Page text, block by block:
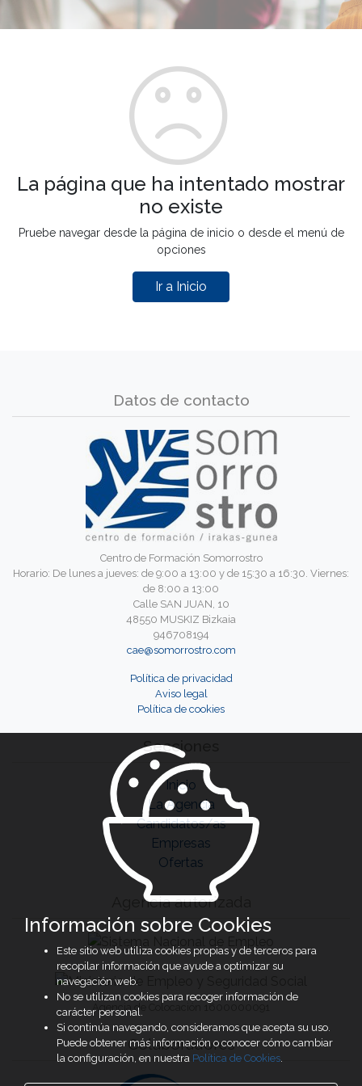
La página que ha intentado mostrar
no existe
Pruebe navegar desde la página de inicio o desde el menú de
opciones
Ir a Inicio
Datos de contacto
Centro de Formación Somorrostro
Horario: De lunes a jueves: de 9:00 a 13:00 y de 15:30 a 16:30. Viernes:
de 8:00 a 13:00
Calle SAN JUAN, 10
48550 MUSKIZ Bizkaia
946708194
cae@somorrostro.com
Política de privacidad
Aviso legal
Política de cookies
Secciones
Inicio
La Agencia
Candidatos/as
Empresas
Ofertas
Agencia autorizada
Agencia de Colocación 1600000091
Colaboradores
Información sobre Cookies
Este sitio web utiliza cookies propias y de terceros para
recopilar información que ayude a optimizar su
navegación web.
No se utilizan cookies para recoger información de
carácter personal.
Si continúa navegando, consideramos que acepta su uso.
Puede obtener más información o conocer cómo cambiar
la configuración, en nuestra Política de Cookies.